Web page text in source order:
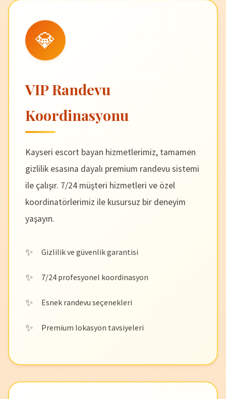
💎
VIP Randevu
Koordinasyonu
Kayseri escort bayan hizmetlerimiz, tamamen
gizlilik esasına dayalı premium randevu sistemi
ile çalışır. 7/24 müşteri hizmetleri ve özel
koordinatörlerimiz ile kusursuz bir deneyim
yaşayın.
Gizlilik ve güvenlik garantisi
7/24 profesyonel koordinasyon
Esnek randevu seçenekleri
Premium lokasyon tavsiyeleri